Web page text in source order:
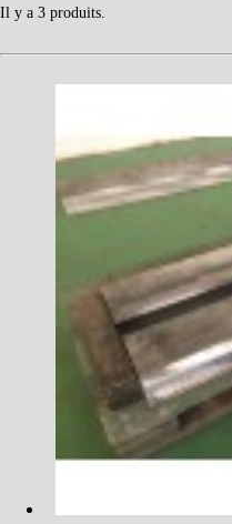
Il y a 3 produits.